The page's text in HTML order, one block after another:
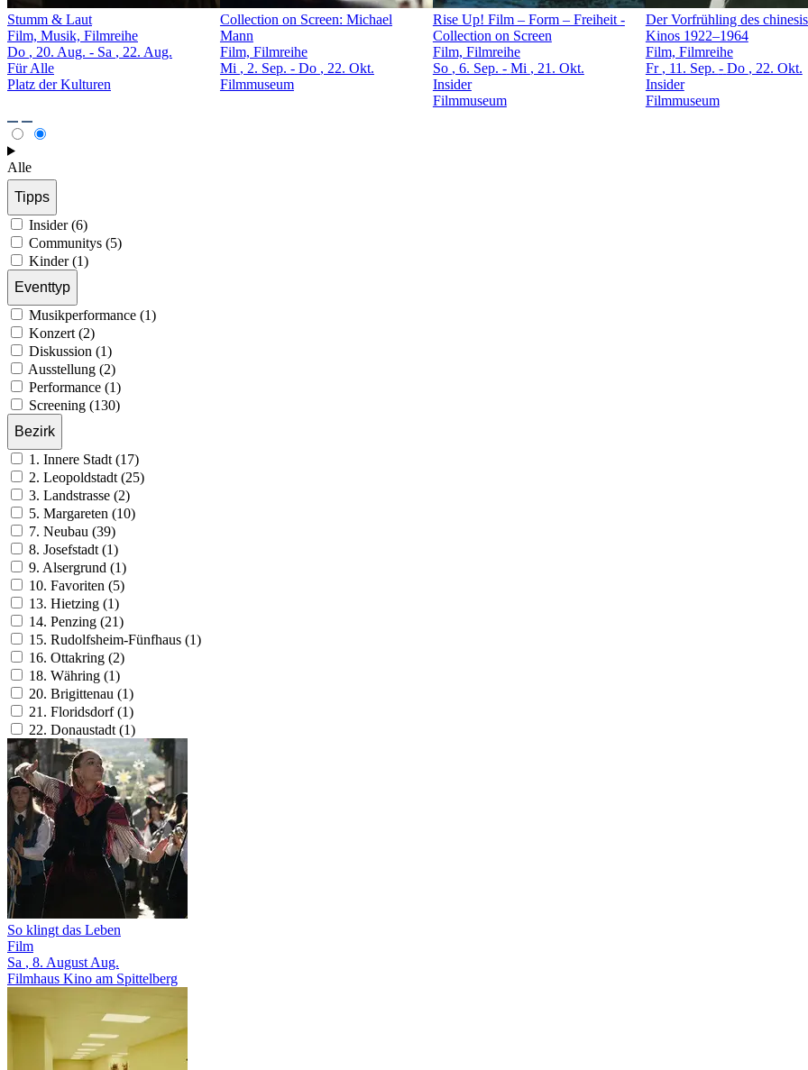
Stumm & Laut
Film, Musik, Filmreihe
Do , 20. Aug. - Sa , 22. Aug.
Für Alle
Platz der Kulturen
Collection on Screen: Michael
Mann
Film, Filmreihe
Mi , 2. Sep. - Do , 22. Okt.
Filmmuseum
Rise Up! Film – Form – Freiheit -
Collection on Screen
Film, Filmreihe
So , 6. Sep. - Mi , 21. Okt.
Insider
Filmmuseum
Der Vorfrühling des
Kinos 1922–1964
Film, Filmreihe
Fr , 11. Sep. - Do , 22. Okt.
Insider
Filmmuseum
Alle
Tipps
Insider (6)
Communitys (5)
Kinder (1)
Eventtyp
Musikperformance (1)
Konzert (2)
Diskussion (1)
Ausstellung (2)
Performance (1)
Screening (130)
Bezirk
1. Innere Stadt (17)
2. Leopoldstadt (25)
3. Landstrasse (2)
5. Margareten (10)
7. Neubau (39)
8. Josefstadt (1)
9. Alsergrund (1)
10. Favoriten (5)
13. Hietzing (1)
14. Penzing (21)
15. Rudolfsheim-Fünfhaus (1)
16. Ottakring (2)
18. Währing (1)
20. Brigittenau (1)
21. Floridsdorf (1)
22. Donaustadt (1)
So klingt das Leben
Film
Filmhaus Kino am Spittelberg